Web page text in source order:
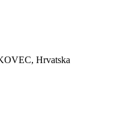
Hrvatska